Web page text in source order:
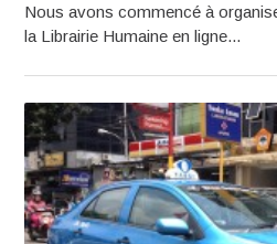
Nous avons commencé à
la Librairie Humaine en ligne...